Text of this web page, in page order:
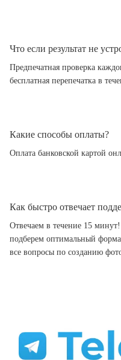
Что если результат не
Предпечатная проверка
бесплатная перепечатка в
Какие способы оплаты?
Оплата банковской картой
Как быстро отвечает
Отвечаем в течение 15
подберем оптимальный
все вопросы по созданию